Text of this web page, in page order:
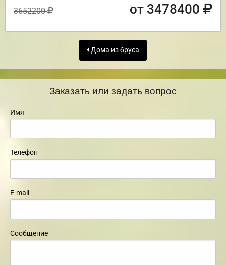
3652200 от 3478400
Дома из бруса
Заказать или задать вопрос
Имя
Телефон
E-mail
Сообщение